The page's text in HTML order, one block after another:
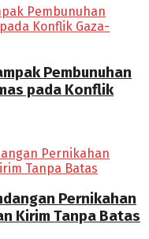
Pembunuhan
pada Konflik
Pernikahan
Kirim Tanpa Batas